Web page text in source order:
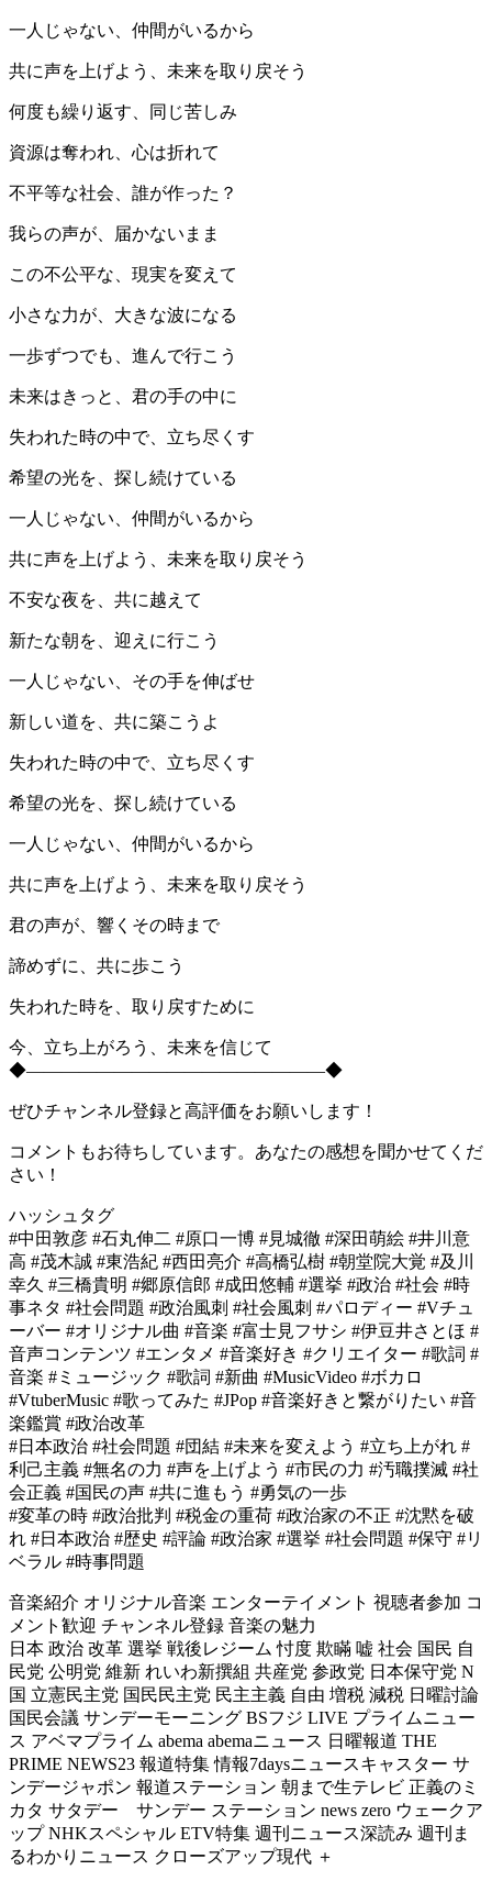
一人じゃない、仲間がいるから
共に声を上げよう、未来を取り戻そう
何度も繰り返す、同じ苦しみ
資源は奪われ、心は折れて
不平等な社会、誰が作った？
我らの声が、届かないまま
この不公平な、現実を変えて
小さな力が、大きな波になる
一歩ずつでも、進んで行こう
未来はきっと、君の手の中に
失われた時の中で、立ち尽くす
希望の光を、探し続けている
一人じゃない、仲間がいるから
共に声を上げよう、未来を取り戻そう
不安な夜を、共に越えて
新たな朝を、迎えに行こう
一人じゃない、その手を伸ばせ
新しい道を、共に築こうよ
失われた時の中で、立ち尽くす
希望の光を、探し続けている
一人じゃない、仲間がいるから
共に声を上げよう、未来を取り戻そう
君の声が、響くその時まで
諦めずに、共に歩こう
失われた時を、取り戻すために
今、立ち上がろう、未来を信じて
◆―――――――――――――――――◆
ぜひチャンネル登録と高評価をお願いします！
コメントもお待ちしています。あなたの感想を聞かせてくだ
さい！
ハッシュタグ
#中田敦彦 #石丸伸二 #原口一博 #見城徹 #深田萌絵 #井川意
高 #茂木誠 #東浩紀 #西田亮介 #高橋弘樹 #朝堂院大覚 #及川
幸久 #三橋貴明 #郷原信郎 #成田悠輔 #選挙 #政治 #社会 #時
事ネタ #社会問題 #政治風刺 #社会風刺 #パロディー #Vチュ
ーバー #オリジナル曲 #音楽 #富士見フサシ #伊豆井さとほ #
音声コンテンツ #エンタメ #音楽好き #クリエイター #歌詞 #
音楽 #ミュージック #歌詞 #新曲 #MusicVideo #ボカロ
#VtuberMusic #歌ってみた #JPop #音楽好きと繋がりたい #音
楽鑑賞 #政治改革
#日本政治 #社会問題 #団結 #未来を変えよう #立ち上がれ #
利己主義 #無名の力 #声を上げよう #市民の力 #汚職撲滅 #社
会正義 #国民の声 #共に進もう #勇気の一歩
#変革の時 #政治批判 #税金の重荷 #政治家の不正 #沈黙を破
れ #日本政治 #歴史 #評論 #政治家 #選挙 #社会問題 #保守 #リ
ベラル #時事問題
音楽紹介 オリジナル音楽 エンターテイメント 視聴者参加 コ
メント歓迎 チャンネル登録 音楽の魅力
日本 政治 改革 選挙 戦後レジーム 忖度 欺瞞 嘘 社会 国民 自
民党 公明党 維新 れいわ新撰組 共産党 参政党 日本保守党 N
国 立憲民主党 国民民主党 民主主義 自由 増税 減税 日曜討論
国民会議 サンデーモーニング BSフジ LIVE プライムニュー
ス アベマプライム abema abemaニュース 日曜報道 THE
PRIME NEWS23 報道特集 情報7daysニュースキャスター サ
ンデージャポン 報道ステーション 朝まで生テレビ 正義のミ
カタ サタデー サンデー ステーション news zero ウェークア
ップ NHKスペシャル ETV特集 週刊ニュース深読み 週刊ま
るわかりニュース クローズアップ現代 ＋